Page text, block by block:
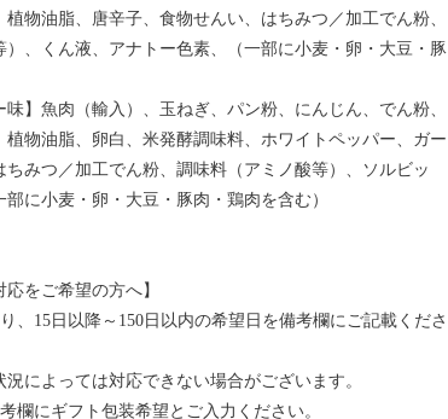
物油脂、唐辛子、食物せんい、はちみつ／加工でん粉、
）、くん液、アナトー色素、（一部に小麦・卵・大豆・豚
味】魚肉（輸入）、玉ねぎ、パン粉、にんじん、でん粉、
物油脂、卵白、米発酵調味料、ホワイトペッパー、ガー
みつ／加工でん粉、調味料（アミノ酸等）、ソルビッ
に小麦・卵・大豆・豚肉・鶏肉を含む）
をご希望の方へ】
、15日以降～150日以内の希望日を備考欄にご記載くださ
によっては対応できない場合がございます。
欄にギフト包装希望とご入力ください。